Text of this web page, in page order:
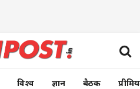
विश्व ज्ञान बैठक